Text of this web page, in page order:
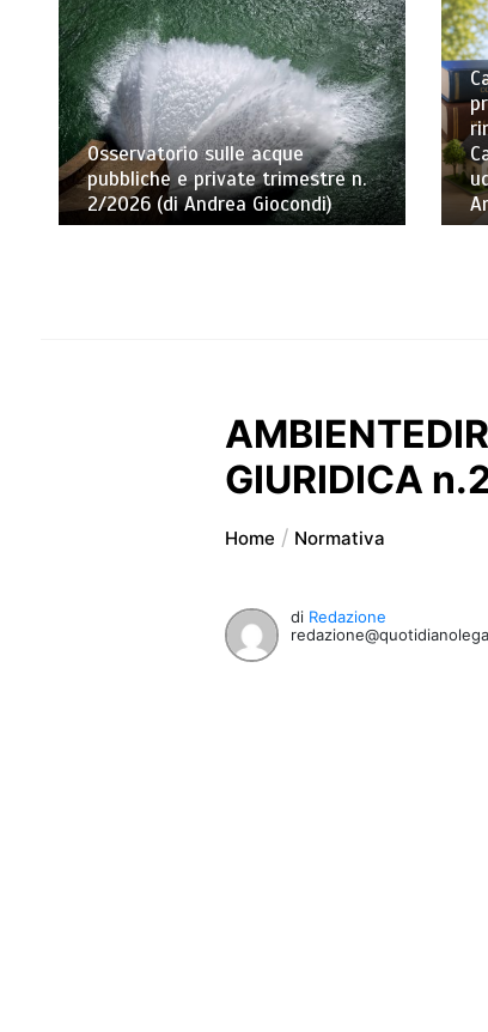
Osservatorio sulle acque
pubbliche e private trimestre n.
2/2026 (di Andrea Giocondi)
GIURIDICA
Home Normativa
di Redazione